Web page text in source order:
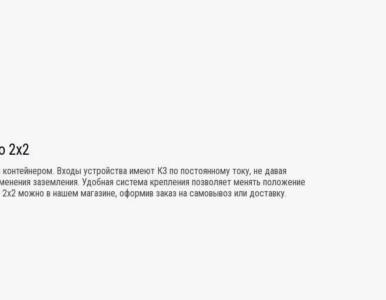
2x2
контейнером. Входы устройства имеют КЗ по постоянному току, не давая
заземления. Удобная система крепления позволяет менять положение
можно в нашем магазине, оформив заказ на самовывоз или доставку.